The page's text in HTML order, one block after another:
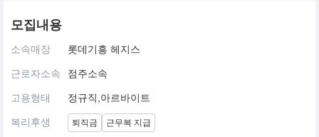
모집내용
소속매장 롯데기흥 헤지스
근로자소속 점주소속
고용형태 정규직,아르바이트
복리후생 퇴직금 근무복 지급